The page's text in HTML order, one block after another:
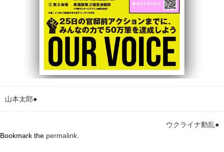
山本太郎●
ウクライナ動乱●
Bookmark the permalink